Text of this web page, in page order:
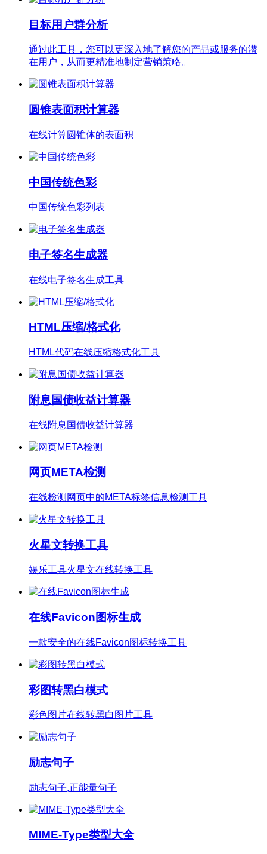
目标用户群分析
通过此工具，您可以更深入地了解您的产品或服务的潜
在用户，从而更精准地制定营销策略。
圆锥表面积计算器
在线计算圆锥体的表面积
中国传统色彩
中国传统色彩列表
电子签名生成器
在线电子签名生成工具
HTML压缩/格式化
HTML代码在线压缩格式化工具
附息国债收益计算器
在线附息国债收益计算器
网页META检测
在线检测网页中的META标签信息检测工具
火星文转换工具
娱乐工具火星文在线转换工具
在线Favicon图标生成
一款安全的在线Favicon图标转换工具
彩图转黑白模式
彩色图片在线转黑白图片工具
励志句子
励志句子,正能量句子
MIME-Type类型大全